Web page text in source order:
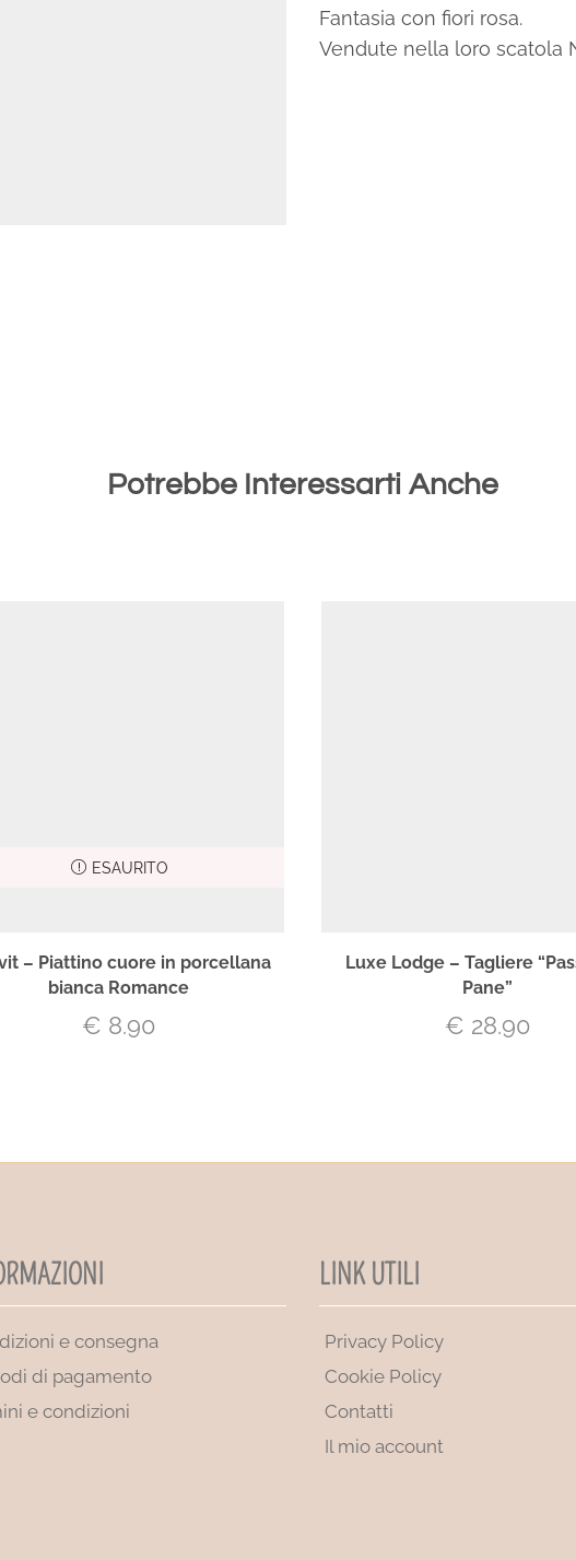
Fantasia con fiori rosa.
Vendute nella loro scatola
Potrebbe Interessarti Anche
ESAURITO
– Piattino cuore in porcellana
bianca Romance
€ 8.90
Luxe Lodge – Tagliere
Pane”
€ 28.90
e consegna
di pagamento
e condizioni
LINK UTILI
Privacy Policy
Cookie Policy
Contatti
Il mio account